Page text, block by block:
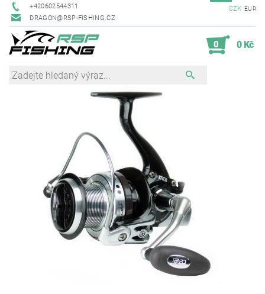
+420602544311
DRAGON@RSP-FISHING.CZ
CZK EUR
0 0 Kč